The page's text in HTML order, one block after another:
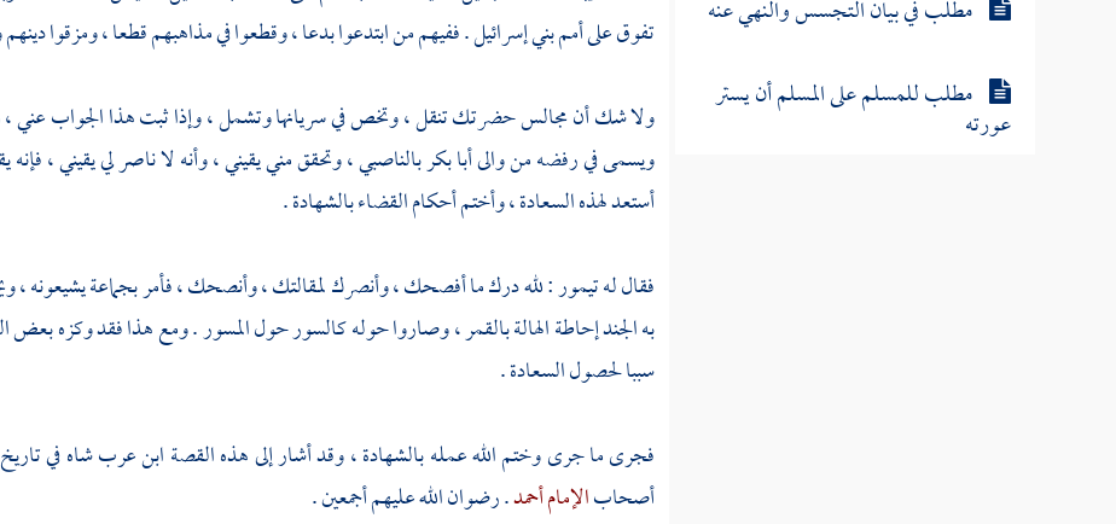
مطلب في بيان التجسس والنهي عنه
مطلب للمسلم على المسلم أن يستر
عورته
تفوق على أممبني إسرائيل. ففيهم من ابتدعوا بدعا ، وقطعوا في مذاهبهم قطعا ، ومزقوا
ولا شك أن مجالس حضرتك تنقل ، وتخص في سريانها وتشمل ، وإذا ثبت هذا الجواب
ويسمى في رفضه من والىأبا بكربالناصبي ، وتحقق مني يقيني ، وأنه لا ناصر لي يقيني ،
أستعد لهذه السعادة ، وأختم أحكام القضاء بالشهادة .
فقال لهتيمور: لله درك ما أفصحك ، وأنصرك لمقالتك ، وأنصحك ، فأمر بجماعة يشيعونه ،
به الجند إحاطة الهالة بالقمر ، وصاروا حوله كالسور حول المسور . ومع هذا فقد وكزه
سببا لحصول السعادة .
فجرى ما جرى وختم الله عمله بالشهادة ، وقد أشار إلى هذه القصةابن عرب شاهفي تاريخ
أصحابالإمام أحمد. رضوان الله عليهم أجمعين .